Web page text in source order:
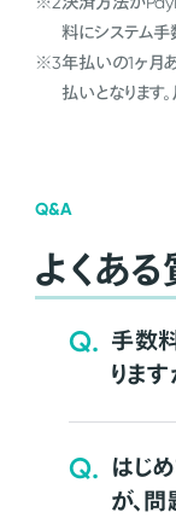
料にシステム手
※3年払いの1ヶ月
払いとなります
Q&A
よくあ
Q. 手数
ります
Q. はじ
が、